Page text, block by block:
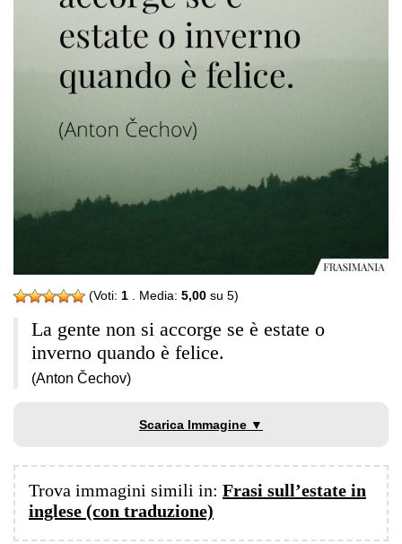
(Voti: 1 . Media: 5,00 su 5)
La gente non si accorge se è estate o
inverno quando è felice.
(Anton Čechov)
Scarica Immagine ▼
Trova immagini simili in: Frasi sull’estate in
inglese (con traduzione)